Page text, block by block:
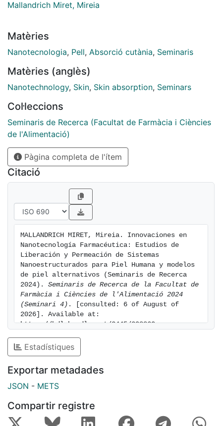
Mallandrich Miret, Mireia
Matèries
Nanotecnologia, Pell, Absorció cutània, Seminaris
Matèries (anglès)
Nanotechnology, Skin, Skin absorption, Seminars
Col·leccions
Seminaris de Recerca (Facultat de Farmàcia i Ciències
de l'Alimentació)
Pàgina completa de l'ítem
Citació
MALLANDRICH MIRET, Mireia. Innovaciones en
Nanotecnología Farmacéutica: Estudios de
Liberación y Permeación de Sistemas
Nanoestructurados para Piel Humana y modelos
de piel alternativos (Seminaris de Recerca
2024). Seminaris de Recerca de la Facultat de
Farmàcia i Ciències de l'Alimentació 2024
(Seminari 4) . [consulted: 6 of August of
2026]. Available at:
https://hdl.handle.net/2445/208860
Estadístiques
Exportar metadades
JSON - METS
Compartir registre